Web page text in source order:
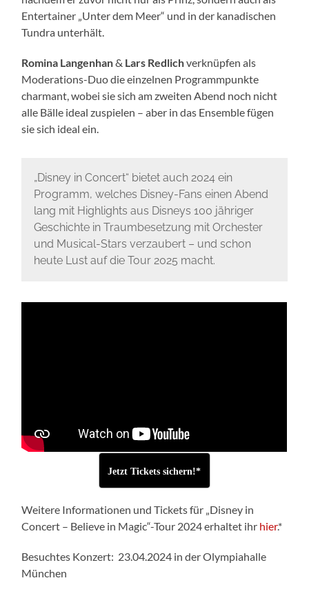
Entertainer „Unter dem Meer“ und in der kanadischen
Tundra unterhält.
Romina Langenhan& Lars Redlichverknüpfen als
Moderations-Duo die einzelnen Programmpunkte
charmant, wobei sie sich am zweiten Abend noch nicht
alle Bälle ideal zuspielen – aber in das Ensemble fügen
sie sich ideal ein.
„Disney in Concert“ bietet auch 2024 ein
Programm, welches Disney-Fans einen Abend
lang mit Highlights aus Disneys 100 jähriger
Geschichte in Traumbesetzung mit Orchester
und Musical-Stars verzaubert – und schon
heute Lust auf die Tour 2025 macht.
Jetzt Tickets sichern!*
Weitere Informationen und Tickets für „Disney in
Concert – Believe in Magic“-Tour 2024 erhaltet ihr hier.*
Besuchtes Konzert: 23.04.2024 in der Olympiahalle
München